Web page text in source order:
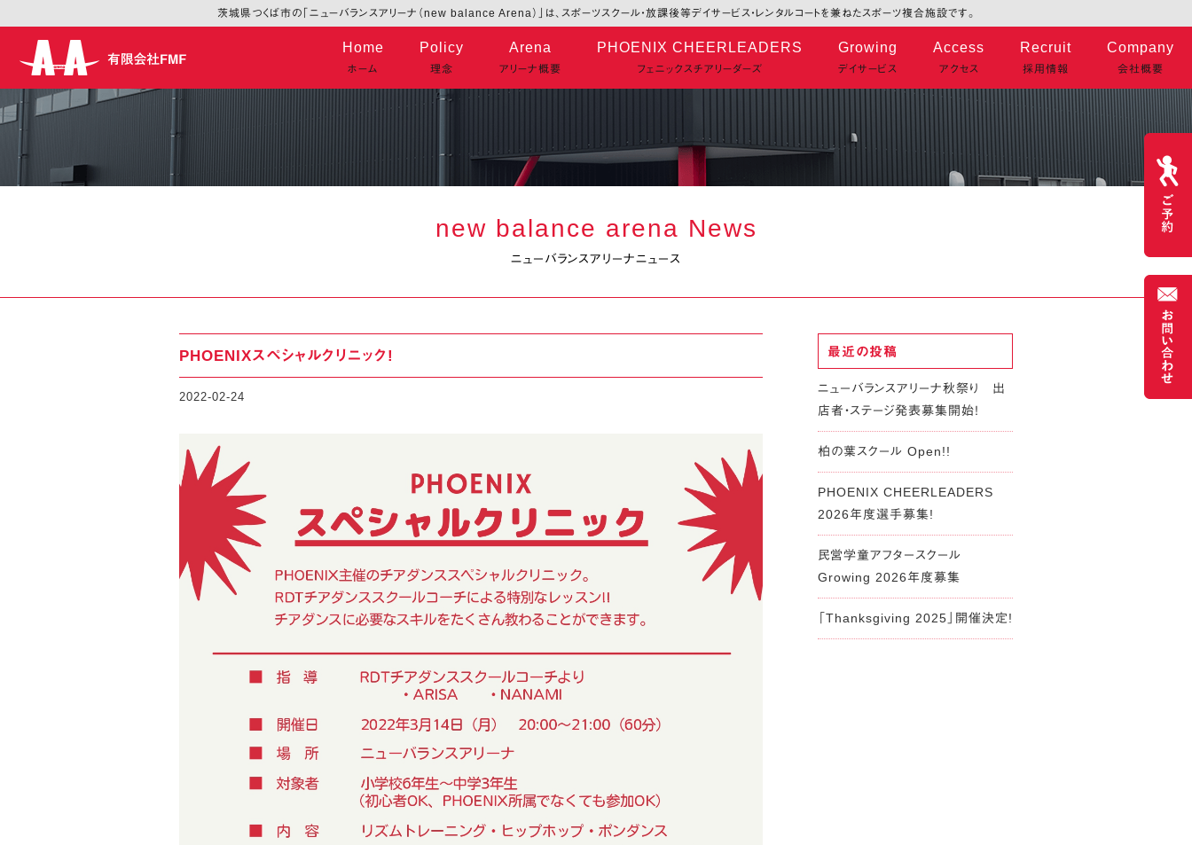
茨城県つくば市の「ニューバランスアリーナ（new balance Arena）」は、スポーツスクール・放課後等デイサービス・レンタルコートを兼ねたスポーツ複合施設です。
Home
ホーム
Policy
理念
Arena
アリーナ概要
PHOENIX CHEERLEADERS
フェニックスチアリーダーズ
Growing
デイサービス
Access
アクセス
Recruit
採用情報
Company
会社概要
new balance arena News
ニューバランスアリーナニュース
PHOENIXスペシャルクリニック!
2022-02-24
最近の投稿
ニューバランスアリーナ秋祭り 出
店者・ステージ発表募集開始！
柏の葉スクール Open!!
PHOENIX CHEERLEADERS
2026年度選手募集!
民営学童アフタースクール
Growing 2026年度募集
「Thanksgiving 2025」開催決定!